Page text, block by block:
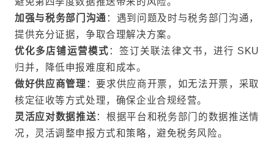
加强与税务部门沟通 ：遇到问题及时与税务部门沟通，
提供充分证据，争取合理解决方案。
优化多店铺运营模式：签订关联法律文书，进行 SKU
归并，降低申报难度和成本。
做好供应商管理 ：要求供应商开票，如无法开票，采取
核定征收等方式处理，确保企业合规经营。
灵活应对数据推送：根据平台和税务部门的数据推送情
况，灵活调整申报方式和策略，避免税务风险。